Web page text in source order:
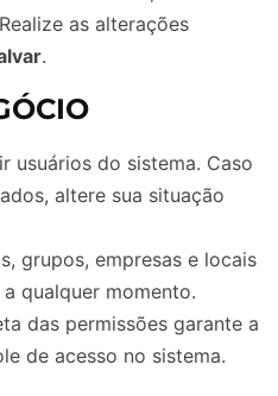
as alterações
.
usuários do sistema. Caso
altere sua situação
grupos, empresas e locais
qualquer momento.
das permissões garante a
de acesso no sistema.